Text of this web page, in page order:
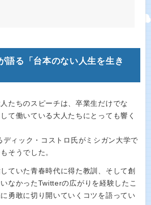
語る「台本のない人生を生き
たちのスピーチは、卒業生だけでな
て働いている大人たちにとっても響く
ィック・コストロ氏がミシガン大学で
そうでした。
ていた青春時代に得た教訓、そして創
なかったTwitterの広がりを経験したこ
勇敢に切り開いていくコツを語ってい